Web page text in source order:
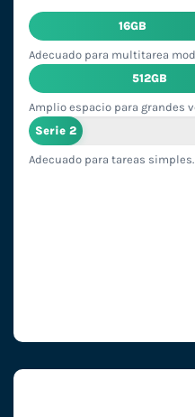
16GB
Adecuado para multitarea
512GB
Amplio espacio para grandes
Serie 2
Adecuado para tareas simples.